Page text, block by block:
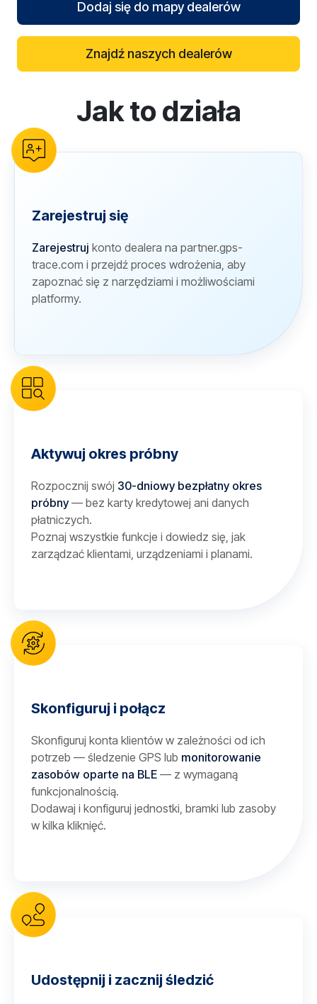
Dodaj się do mapy dealerów
Znajdź naszych dealerów
reCAPTCHA verificationJak to działa
Zarejestruj się
Zarejestruj konto dealera na partner.gps-
trace.com i przejdź proces wdrożenia, aby
zapoznać się z narzędziami i możliwościami
platformy.
Aktywuj okres próbny
Rozpocznij swój 30-dniowy bezpłatny okres
próbny— bez karty kredytowej ani danych
płatniczych.
Poznaj wszystkie funkcje i dowiedz się, jak
zarządzać klientami, urządzeniami i planami.
Skonfiguruj i połącz
Skonfiguruj konta klientów w zależności od ich
potrzeb — śledzenie GPS lub monitorowanie
zasobów oparte na BLE — z wymaganą
funkcjonalnością.
Dodawaj i konfiguruj jednostki, bramki lub zasoby
w kilka kliknięć.
Udostępnij i zacznij śledzić